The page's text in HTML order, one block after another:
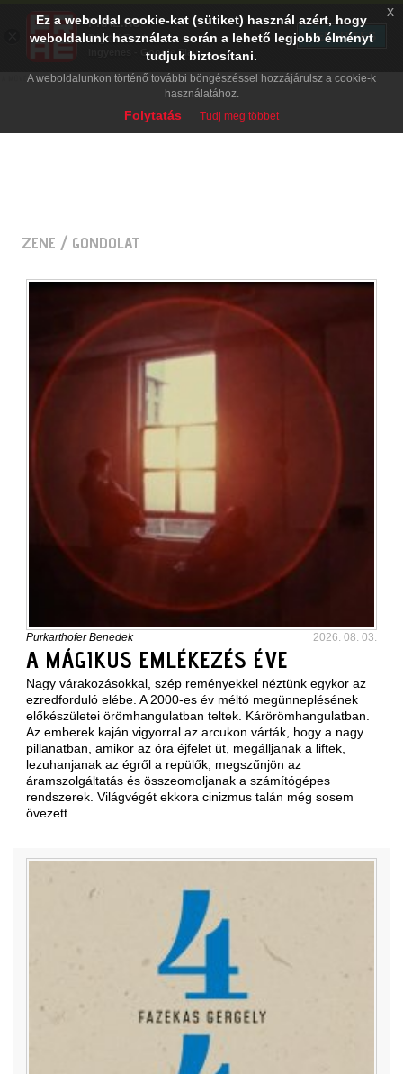
ZENE / GONDOLAT
Purkarthofer Benedek 2026. 08. 03.
A MÁGIKUS EMLÉKEZÉS ÉVE
Nagy várakozásokkal, szép reményekkel néztünk egykor az
ezredforduló elébe. A 2000-es év méltó megünneplésének
előkészületei örömhangulatban teltek. Kárörömhangulatban.
Az emberek kaján vigyorral az arcukon várták, hogy a nagy
pillanatban, amikor az óra éjfelet üt, megálljanak a liftek,
lezuhanjanak az égről a repülők, megszűnjön az
áramszolgáltatás és összeomoljanak a számítógépes
rendszerek. Világvégét ekkora cinizmus talán még sosem
övezett.
Ez a weboldal cookie-kat (sütiket) használ azért, hogy
weboldalunk használata során a lehető legjobb élményt
tudjuk biztosítani.
A weboldalunkon történő további böngészéssel hozzájárulsz a cookie-k
használatához.
Folytatás Tudj meg többet
x
PRAE.HU
Digital Evolution
Ingyenes - Google Play
TELEPÍTÉS